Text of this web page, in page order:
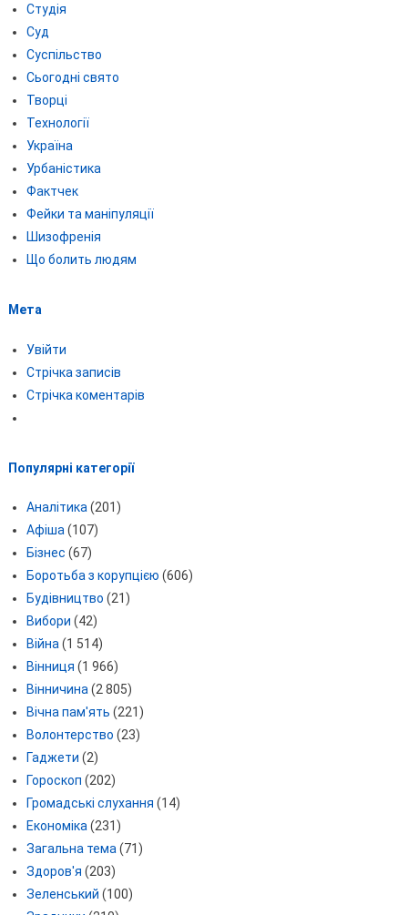
Студія
Суд
Суспільство
Сьогодні свято
Творці
Технології
Україна
Урбаністика
Фактчек
Фейки та маніпуляції
Шизофренія
Що болить людям
Мета
Увійти
Стрічка записів
Стрічка коментарів
Популярні категорії
Аналітика (201)
Афіша (107)
Бізнес (67)
Боротьба з корупцією (606)
Будівництво (21)
Вибори (42)
Війна (1 514)
Вінниця (1 966)
Вінничина (2 805)
Вічна пам'ять (221)
Волонтерство (23)
Гаджети (2)
Гороскоп (202)
Громадські слухання (14)
Економіка (231)
Загальна тема (71)
Здоров'я (203)
Зеленський (100)